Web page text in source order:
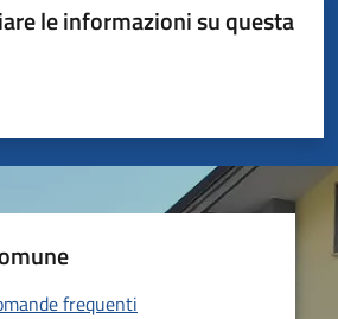
le informazioni su questa
5 stelle su 5
su 5
su 5
5
frequenti